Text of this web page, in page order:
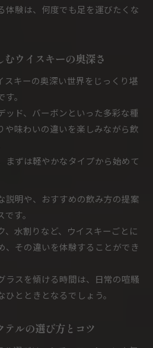
体験は、何度でも足を運びたくな
ウイスキーの奥深さ
スキーの奥深い世界をじっくり堪
。
ッド、バーボンといった多彩な種
や味わいの違いを楽しみながら飲
まずは軽やかなタイプから始めて
説明や、おすすめの飲み方の提案
す。
、水割りなど、ウイスキーごとに
、その違いを体験することができ
ラスを傾ける時間は、日常の喧騒
とときとなるでしょう。
ルの選び方とコツ